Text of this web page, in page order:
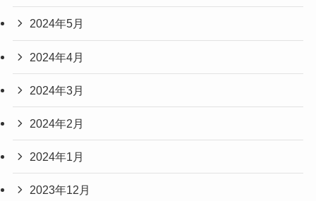
2024年5月
2024年4月
2024年3月
2024年2月
2024年1月
2023年12月